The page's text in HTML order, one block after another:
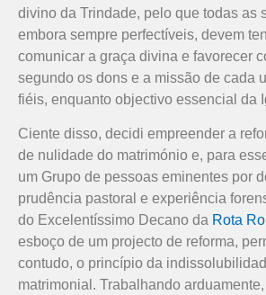
divino da Trindade, pelo que todas as
embora sempre perfectíveis, devem
comunicar a graça divina e favorecer
segundo os dons e a missão de cada
fiéis, enquanto objectivo essencial da
Ciente disso, decidi empreender a
de nulidade do matrimónio e, para
um Grupo de pessoas eminentes por
prudência pastoral e experiência
do Excelentíssimo Decano da Rota
esboço de um projecto de reforma,
contudo, o princípio da
matrimonial. Trabalhando